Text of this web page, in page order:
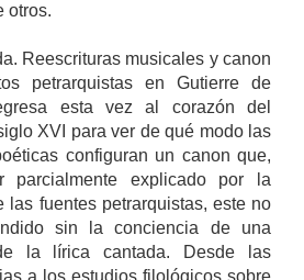
otros.
Reescrituras musicales y canon
petrarquistas en Gutierre de
esta vez al corazón del
XVI para ver de qué modo las
configuran un canon que,
explicado por la
las fuentes petrarquistas, este no
sin la conciencia de una
la lírica cantada. Desde las
a los estudios filológicos sobre